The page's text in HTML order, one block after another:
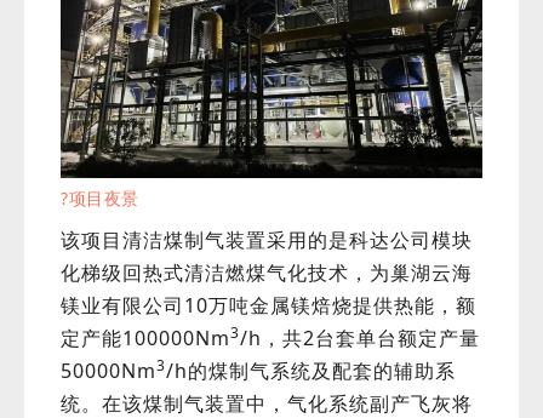
?项目夜景
该项目清洁煤制气装置采用的是科达公司模块
化梯级回热式清洁燃煤气化技术，为巢湖云海
镁业有限公司10万吨金属镁焙烧提供热能，额
定产能100000Nm3/h，共2台套单台额定产量
50000Nm3/h的煤制气系统及配套的辅助系
统。在该煤制气装置中，气化系统副产飞灰将